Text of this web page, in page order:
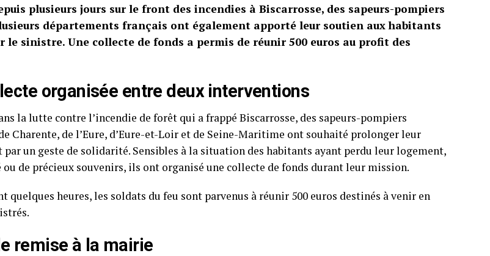
plusieurs jours sur le front des incendies à Biscarrosse, des sapeurs-pompiers
départements français ont également apporté leur soutien aux habitants
le sinistre. Une collecte de fonds a permis de réunir 500 euros au profit des
organisée entre deux interventions
la lutte contre l’incendie de forêt qui a frappé Biscarrosse, des sapeurs-pompiers
Charente, de l’Eure, d’Eure-et-Loir et de Seine-Maritime ont souhaité prolonger leur
par un geste de solidarité. Sensibles à la situation des habitants ayant perdu leur logement,
de précieux souvenirs, ils ont organisé une collecte de fonds durant leur mission.
quelques heures, les soldats du feu sont parvenus à réunir 500 euros destinés à venir en
remise à la mairie